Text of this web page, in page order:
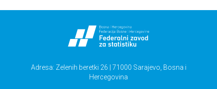
Adresa: Zelenih beretki 26 | 71000 Sarajevo, Bosna i
Hercegovina